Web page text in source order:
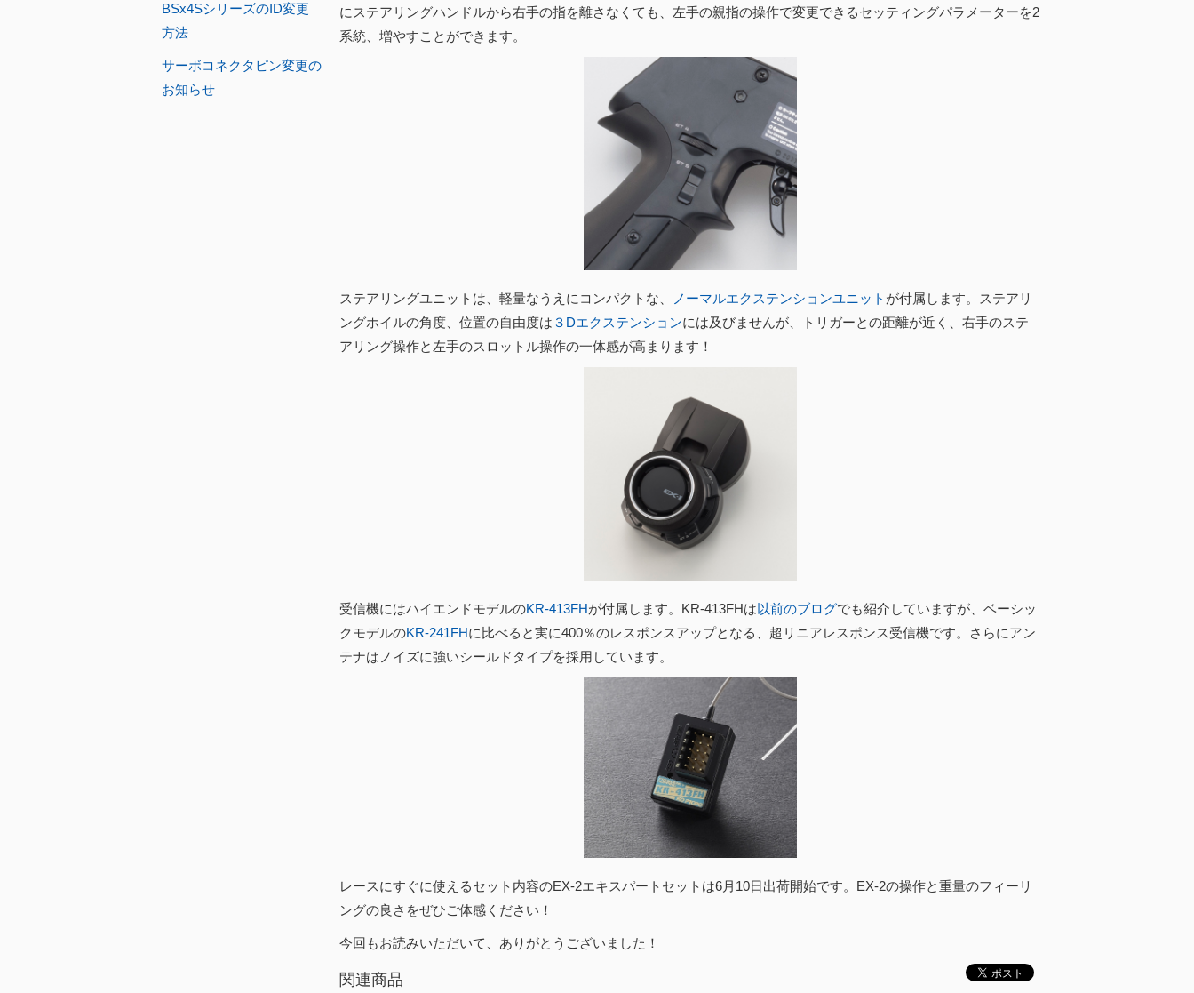
にステアリングハンドルから右手の指を離さなくても、左手の親指の操作で変更できるセッティングパラメーターを2
系統、増やすことができます。
ステアリングユニットは、軽量なうえにコンパクトな、 ノーマルエクステンションユニット が付属します。ステアリ
ングホイルの角度、位置の自由度は ３Dエクステンションには及びませんが、トリガーとの距離が近く、右手のステ
アリング操作と左手のスロットル操作の一体感が高まります！
受信機にはハイエンドモデルのKR-413FHが付属します。KR-413FHは以前のブログでも紹介していますが、ベーシッ
クモデルのKR-241FHに比べると実に400％のレスポンスアップとなる、超リニアレスポンス受信機です。さらにアン
テナはノイズに強いシールドタイプを採用しています。
レースにすぐに使えるセット内容のEX-2エキスパートセットは6月10日出荷開始です。EX-2の操作と重量のフィーリ
ングの良さをぜひご体感ください！
今回もお読みいただいて、ありがとうございました！
関連商品
BSx4SシリーズのID変更
方法
サーボコネクタピン変更の
お知らせ